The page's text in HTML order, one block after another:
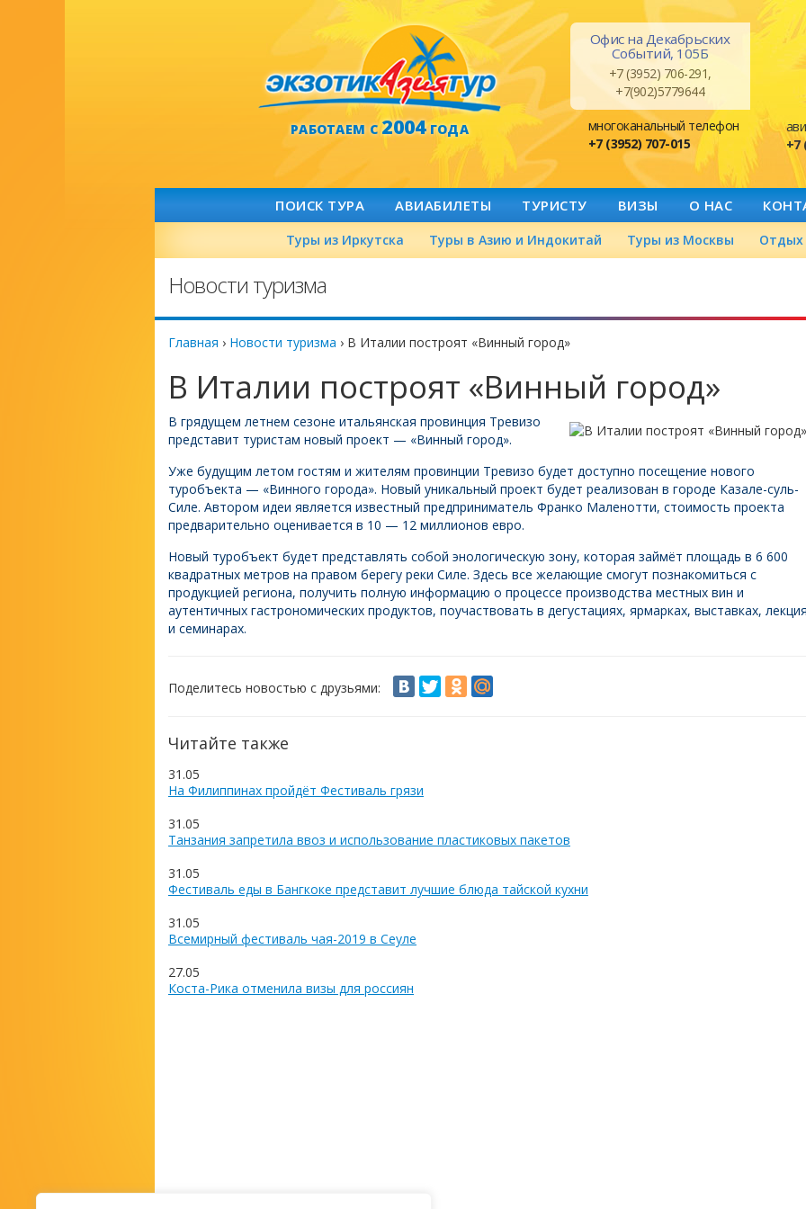
РАБОТАЕМ С2004ГОДА
Офис на Декабрьских
Событий, 105Б
+7 (3952) 706-291,
+7(902)5779644
многоканальный телефон
+7 (3952) 707-015
+7
ПОИСК ТУРА АВИАБИЛЕТЫ ТУРИСТУ ВИЗЫ О НАС
Туры из Иркутска Туры в Азию и Индокитай Туры из Москвы Отдых
Новости туризма
Главная › Новости туризма › В Италии построят «Винный город»
В Италии построят «Винный город»
В грядущем летнем сезоне итальянская провинция Тревизо
представит туристам новый проект — «Винный город».
Уже будущим летом гостям и жителям провинции Тревизо будет доступно посещение нового
туробъекта — «Винного города». Новый уникальный проект будет реализован в городе Казале-суль-
Силе. Автором идеи является известный предприниматель Франко Маленотти, стоимость проекта
предварительно оценивается в 10 — 12 миллионов евро.
Новый туробъект будет представлять собой энологическую зону, которая займёт площадь в 6 600
квадратных метров на правом берегу реки Силе. Здесь все желающие смогут познакомиться с
продукцией региона, получить полную информацию о процессе производства местных вин и
аутентичных гастрономических продуктов, поучаствовать в дегустациях, ярмарках, выставках,
и семинарах.
Поделитесь новостью с друзьями:
Читайте также
31.05
На Филиппинах пройдёт Фестиваль грязи
31.05
Танзания запретила ввоз и использование пластиковых пакетов
31.05
Фестиваль еды в Бангкоке представит лучшие блюда тайской кухни
31.05
Всемирный фестиваль чая-2019 в Сеуле
27.05
Коста-Рика отменила визы для россиян